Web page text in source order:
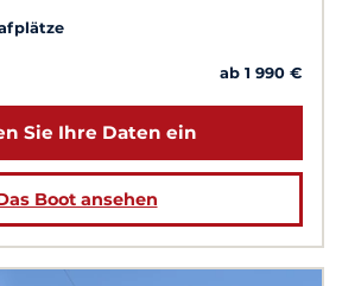
ab 1 990 €
Sie Ihre Daten ein
Boot ansehen